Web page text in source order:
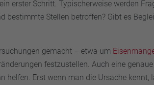
erster Schritt. Typischerweise werden
bestimmte Stellen betroffen? Gibt es
gemacht – etwa um
festzustellen. Auch eine
helfen. Erst wenn man die Ursache kennt,